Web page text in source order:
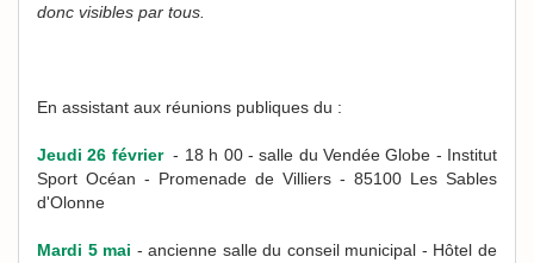
donc visibles par tous.
En assistant aux réunions publiques du :
Jeudi 26 février - 18 h 00 - salle du Vendée Globe - Institut
Sport Océan - Promenade de Villiers - 85100 Les Sables
d'Olonne
Mardi 5 mai - ancienne salle du conseil municipal - Hôtel de